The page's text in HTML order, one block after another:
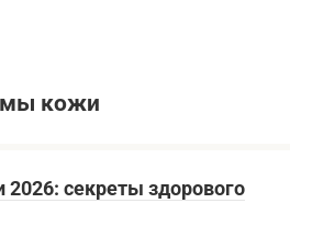
кожи
секреты здорового